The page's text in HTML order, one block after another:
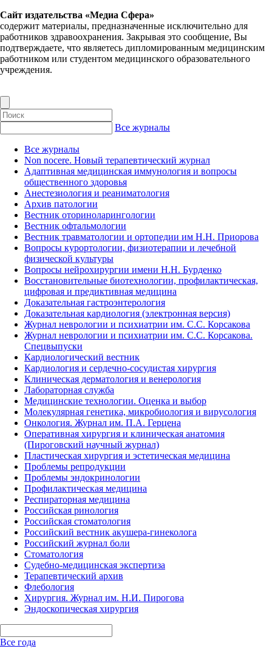
Сайт издательства «Медиа Сфера»
содержит материалы, предназначенные исключительно для
работников здравоохранения. Закрывая это сообщение, Вы
подтверждаете, что являетесь дипломированным медицинским
работником или студентом медицинского образовательного
учреждения.
Все журналы
Все журналы
Non nocere. Новый терапевтический журнал
Адаптивная медицинская иммунология и вопросы
общественного здоровья
Анестезиология и реаниматология
Архив патологии
Вестник оториноларингологии
Вестник офтальмологии
Вестник травматологии и ортопедии им Н.Н. Приорова
Вопросы курортологии, физиотерапии и лечебной
физической культуры
Вопросы нейрохирургии имени Н.Н. Бурденко
Восстановительные биотехнологии, профилактическая,
цифровая и предиктивная медицина
Доказательная гастроэнтерология
Доказательная кардиология (электронная версия)
Журнал неврологии и психиатрии им. С.С. Корсакова
Журнал неврологии и психиатрии им. С.С. Корсакова.
Спецвыпуски
Кардиологический вестник
Кардиология и сердечно-сосудистая хирургия
Клиническая дерматология и венерология
Лабораторная служба
Медицинские технологии. Оценка и выбор
Молекулярная генетика, микробиология и вирусология
Онкология. Журнал им. П.А. Герцена
Оперативная хирургия и клиническая анатомия
(Пироговский научный журнал)
Пластическая хирургия и эстетическая медицина
Проблемы репродукции
Проблемы эндокринологии
Профилактическая медицина
Респираторная медицина
Российская ринология
Российская стоматология
Российский вестник акушера-гинеколога
Российский журнал боли
Стоматология
Судебно-медицинская экспертиза
Терапевтический архив
Флебология
Хирургия. Журнал им. Н.И. Пирогова
Эндоскопическая хирургия
Все года